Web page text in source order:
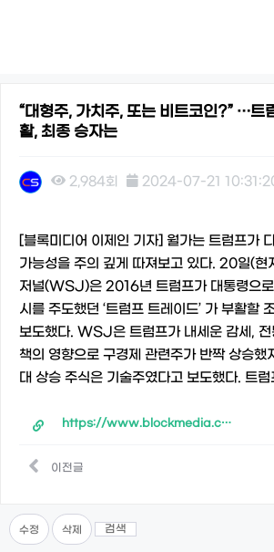
“대형주, 가치주, 또는 비트코인?” …트
활, 최종 승자는
2,984회 2024-07-21
[블록미디어 이제인 기자] 월가는 트럼프가
가능성을 주의 깊게 따져보고 있다. 20일(현
저널(WSJ)은 2016년 트럼프가 대통령으
시를 주도했던 ‘트럼프 트레이드’ 가 부활할
보도했다. WSJ은 트럼프가 내세운 감세, 전
책의 영향으로 구경제 관련주가 반짝 상승했
대 상승 주식은 기술주였다고 보도했다. 트
https://www.blockmedia.co.kr/archives/620040
이전글
수정 삭제 검색